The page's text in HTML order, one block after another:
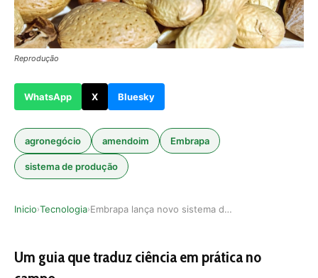
Reprodução
WhatsApp X Bluesky
agronegócio amendoim Embrapa
sistema de produção
Inicio›Tecnologia› Embrapa lança novo sistema de produção e fortal…
Um guia que traduz ciência em prática no